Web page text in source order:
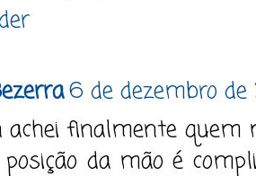
6 de dezembro de
achei finalmente quem
da mão é